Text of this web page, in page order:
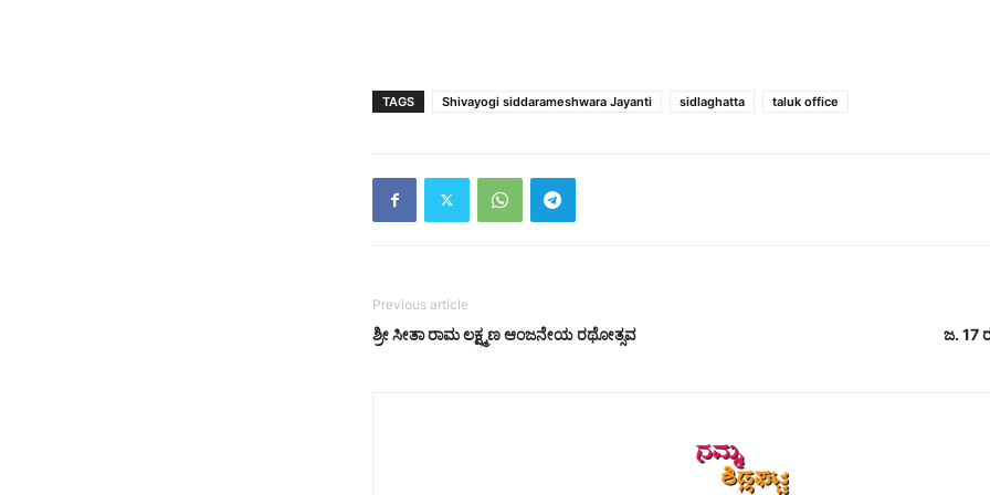
TAGS Shivayogi siddarameshwara Jayanti sidlaghatta taluk office
Previous article
ಶ್ರೀ ಸೀತಾ ರಾಮ ಲಕ್ಷ್ಮಣ ಆಂಜನೇಯ ರಥೋತ್ಸವ ಜ. 17